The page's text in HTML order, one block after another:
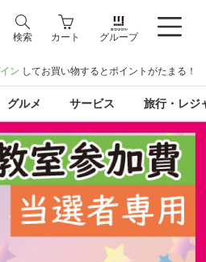
検索 カート グループ
ン してお買い物するとポイントがたまる！
グルメ サービス 旅行・レジ